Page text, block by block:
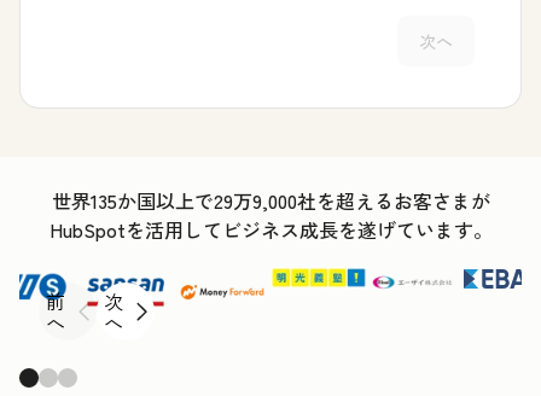
次へ
世界135か国以上で29万9,000社を超えるお客さまが
HubSpotを活用してビジネス成長を遂げています。
前
へ
次
へ